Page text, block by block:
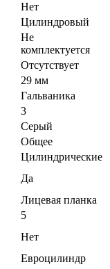
Нет
Цилиндровый
Не
комплектуется
Отсутствует
29 мм
Гальваника
3
Серый
Общее
Цилиндрические
Да
Лицевая планка
5
Нет
Евроцилиндр